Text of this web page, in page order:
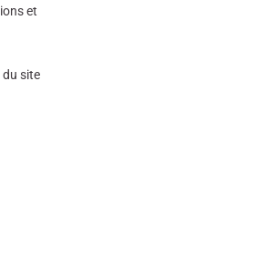
et
du site